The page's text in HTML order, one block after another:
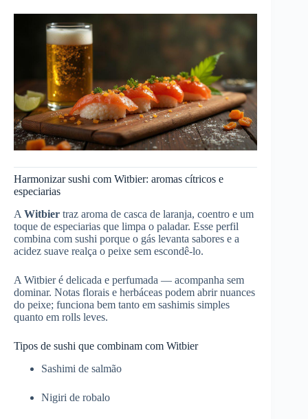
Harmonizar sushi com Witbier: aromas cítricos e
especiarias
A Witbier traz aroma de casca de laranja, coentro e um
toque de especiarias que limpa o paladar. Esse perfil
combina com sushi porque o gás levanta sabores e a
acidez suave realça o peixe sem escondê‑lo.
A Witbier é delicada e perfumada — acompanha sem
dominar. Notas florais e herbáceas podem abrir nuances
do peixe; funciona bem tanto em sashimis simples
quanto em rolls leves.
Tipos de sushi que combinam com Witbier
Sashimi de salmão
Nigiri de robalo